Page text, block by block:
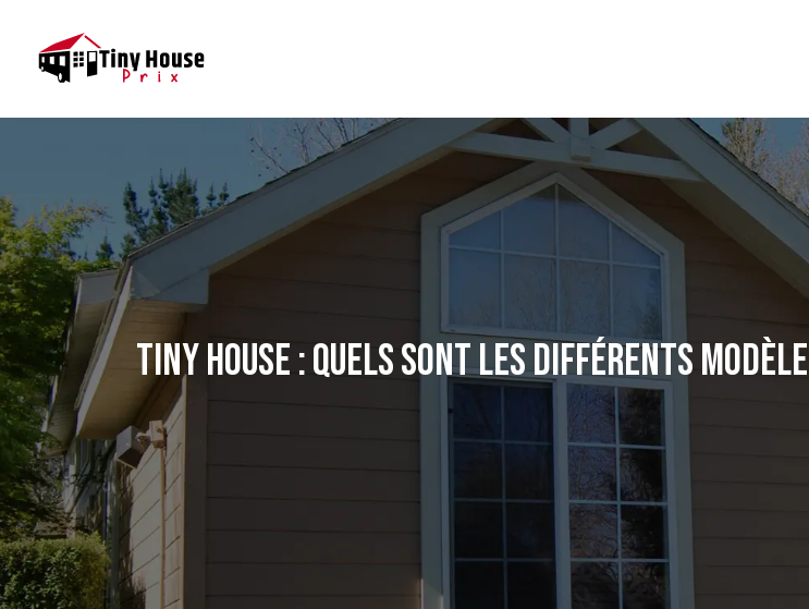
TINY HOUSE : QUELS SONT LES DIFFÉRENTS